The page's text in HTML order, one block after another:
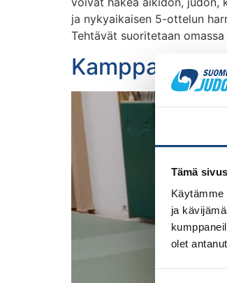
Tämä
ja
olet
ja nykyaikaisen 5-ottelun
Tehtävät suoritetaan